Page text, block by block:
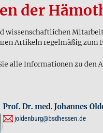
der
wissenschaftlichen
Artikeln regelmäßig zum
alle Informationen zu den
Prof. Dr. med. Johannes
joldenburg@bsdhessen.de